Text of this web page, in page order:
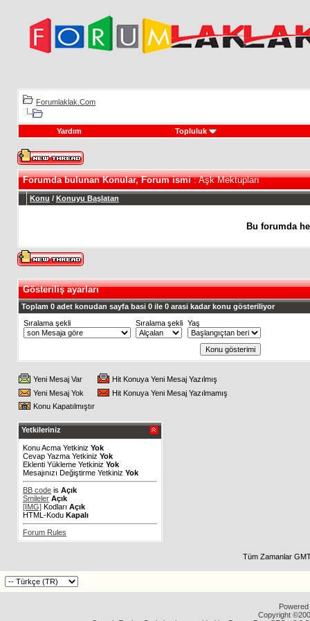
Forumlaklak.Com
Yardım Topluluk
Forumda bulunan Konular, Forum ismi: Aşk Mektupları
Konu / Konuyu Başlatan
Bu forumda
Gösteriliş ayarları
Toplam 0 adet konudan sayfa basi 0 ile 0 arasi kadar konu gösteriliyor
Sıralama şekli
Sıralama şekli Yaş
Yeni Mesaj Var
Hit Konuya Yeni Mesaj Yazılmış
Yeni Mesaj Yok
Hit Konuya Yeni Mesaj Yazılmamış
Konu Kapatılmıştır
Yetkileriniz
Konu Acma Yetkiniz Yok
Cevap Yazma Yetkiniz Yok
Eklenti Yükleme Yetkiniz Yok
Mesajınızı Değiştirme Yetkiniz Yok
BB code is Açık
Smileler Açık
[IMG] Kodları Açık
HTML-Kodu Kapalı
Forum Rules
Tüm Zamanlar
Copyright